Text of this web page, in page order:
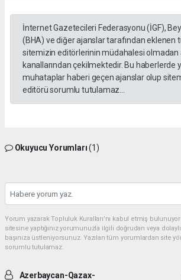
İnternet Gazetecileri Federasyonu (İGF),
(BHA) ve diğer ajanslar tarafından eklenen
sitemizin editörlerinin müdahalesi olmadan
kanallarından çekilmektedir. Bu haberlerde
muhataplar haberi geçen ajanslar olup
editörü sorumlu tutulamaz...
Okuyucu Yorumları(1)
Yorum yazarak Topluluk Kuralları’nı kabul etmiş
sitesine yaptığınız yorumunuzla ilgili doğrudan veya
başınıza üstleniyorsunuz. Yazılan tüm yorumlardan site
sorumlu tutulamaz.
Azerbaycan-Qazax-